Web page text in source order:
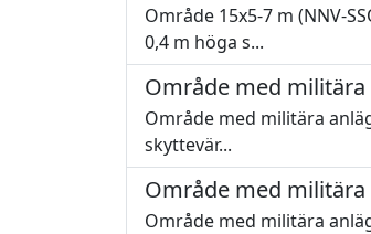
Område 15x5-7 m (NNV-
0,4 m höga s...
Område med militära
Område med militära
skyttevär...
Område med militära
Område med militära